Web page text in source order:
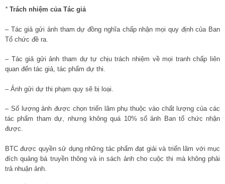
* Trách nhiệm của Tác giả
– Tác giả gửi ảnh tham dự đồng nghĩa chấp nhận mọi quy định của Ban
Tổ chức đề ra.
– Tác giả gửi ảnh tham dự tự chịu trách nhiệm về mọi tranh chấp liên
quan đến tác giả, tác phẩm dự thi.
– Ảnh gửi dự thi phạm quy sẽ bị loại.
– Số lượng ảnh được chọn triển lãm phụ thuộc vào chất lượng của các
tác phẩm tham dự, nhưng không quá 10% số ảnh Ban tổ chức nhận
được.
BTC được quyền sử dụng những tác phẩm đạt giải và triển lãm với mục
đích quảng bá truyền thông và in sách ảnh cho cuộc thi mà không phải
trả nhuận ảnh.